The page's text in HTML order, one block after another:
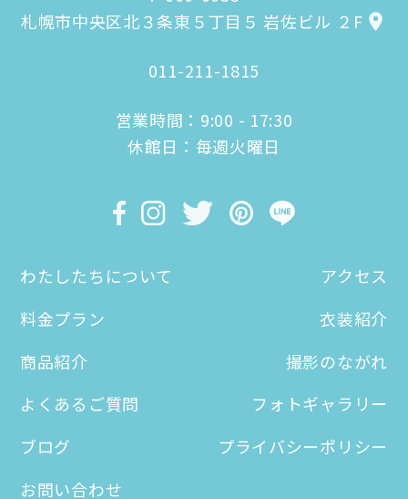
札幌市中央区北３条東５丁目５ 岩佐ビル ２F
011-211-1815
営業時間：9:00 - 17:30
休館日：毎週火曜日
わたしたちについて
アクセス
料金プラン
衣装紹介
商品紹介
撮影のながれ
よくあるご質問
フォトギャラリー
ブログ
プライバシーポリシー
お問い合わせ